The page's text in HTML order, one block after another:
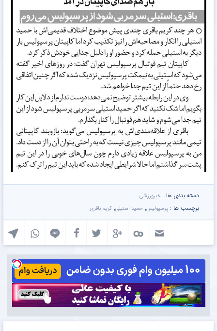
دسته بندی ها : خبرورزشی
برچسب ها : پرسپولیس, حمید استیلی, کریم باقری